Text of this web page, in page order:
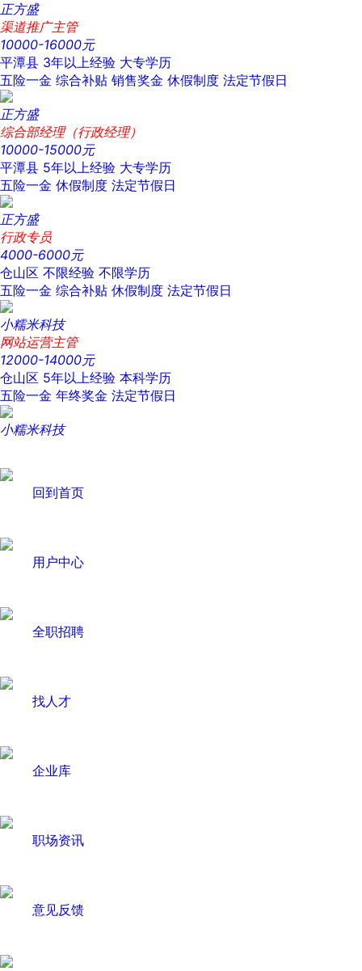
正方盛
渠道推广主管
10000-16000元
平潭县 3年以上经验 大专学历
五险一金 综合补贴 销售奖金 休假制度 法定节假日
正方盛
综合部经理（行政经理）
10000-15000元
平潭县 5年以上经验 大专学历
五险一金 休假制度 法定节假日
正方盛
行政专员
4000-6000元
仓山区 不限经验 不限学历
五险一金 综合补贴 休假制度 法定节假日
小糯米科技
网站运营主管
12000-14000元
仓山区 5年以上经验 本科学历
五险一金 年终奖金 法定节假日
小糯米科技
回到首页
用户中心
全职招聘
找人才
企业库
职场资讯
意见反馈